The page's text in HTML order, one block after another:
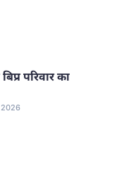
परिवार का
2026